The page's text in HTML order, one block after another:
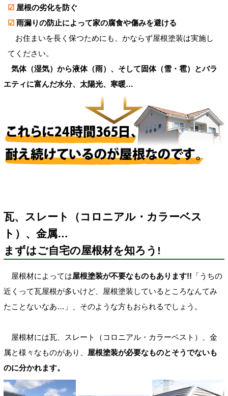
☑屋根の劣化を防ぐ
☑雨漏りの防止によって家の腐食や傷みを避ける
お住まいを長く保つためにも、かならず屋根塗装は実施し
てください。
気体（湿気）から液体（雨）、そして固体（雪・雹）とバラ
エティに富んだ水分、太陽光、寒暖…
瓦、スレート（コロニアル・カラーベス
ト）、金属…
まずはご自宅の屋根材を知ろう!
屋根材によっては屋根塗装が不要なものもあります!! 「うちの
近くって瓦屋根が多いけど、屋根塗装しているところなんてみ
たことないなあ…」、そのような方もおられるでしょう。
屋根材には瓦、スレート（コロニアル・カラーベスト）、金
属と様々なものがあり、 屋根塗装が必要なものとそうでないも
のに分かれます。